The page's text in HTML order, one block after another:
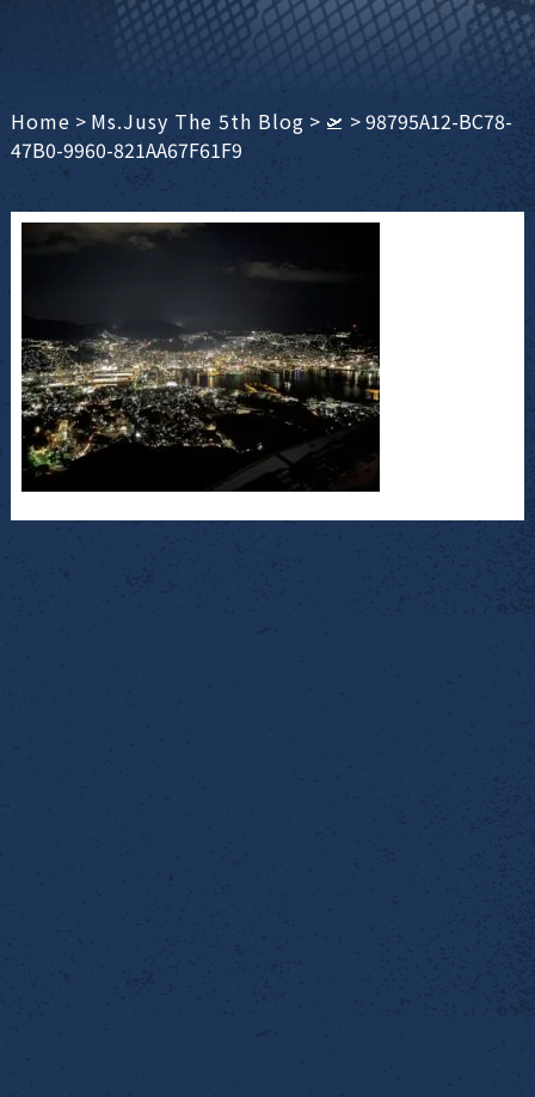
Home > Ms.Jusy The 5th Blog > 🛫 >98795A12-BC78-
47B0-9960-821AA67F61F9